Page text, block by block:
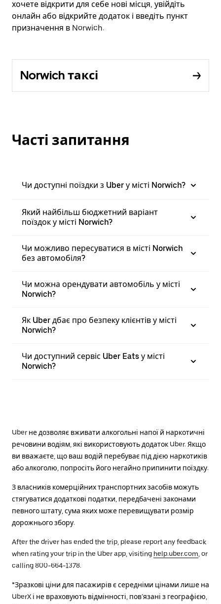
хочете відкрити для себе нові місця, увійдіть
онлайн або відкрийте додаток і введіть пункт
призначення в Norwich.
Norwich таксі
Часті запитання
Чи доступні поїздки з Uber у місті Norwich?
Який найбільш бюджетний варіант
поїздок у місті Norwich?
Чи можливо пересуватися в місті Norwich
без автомобіля?
Чи можна орендувати автомобіль у місті
Norwich?
Як Uber дбає про безпеку клієнтів у місті
Norwich?
Чи доступний сервіс Uber Eats у місті
Norwich?
Uber не дозволяє вживати алкогольні напої й наркотичні
речовини водіям, які використовують додаток Uber. Якщо
ви вважаєте, що ваш водій перебуває під дією наркотиків
або алкоголю, попросіть його негайно припинити поїздку.
З власників комерційних транспортних засобів можуть
стягуватися додаткові податки, передбачені законами
певного штату, сума яких може перевищувати розмір
дорожнього збору.
After the driver has ended the trip, please report any feedback
when rating your trip in the Uber app, visiting help.uber.com , or
calling 800-664-1378.
*Зразкові ціни для пасажирів є середніми цінами лише на
UberX і не враховують відмінності, пов’язані з географією,